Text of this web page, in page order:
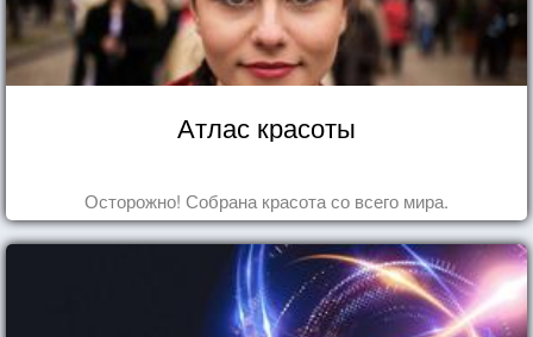
Атлас красоты
Осторожно! Собрана красота со всего мира.